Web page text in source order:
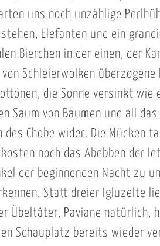
uns noch unzählige
Elefanten und ein
Bierchen in der einen, der
Schleierwolken
die Sonne versinkt
Saum von Bäumen und all
des Chobe wider. Die Mücken
noch das Abebben der
der beginnenden Nacht zu
Statt dreier Igluzelte
Übeltäter, Paviane natürlich,
Schauplatz bereits wieder